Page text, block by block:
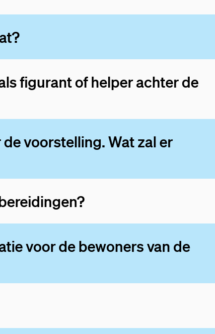
figurant of helper achter de
voorstelling. Wat zal er
voor de bewoners van de